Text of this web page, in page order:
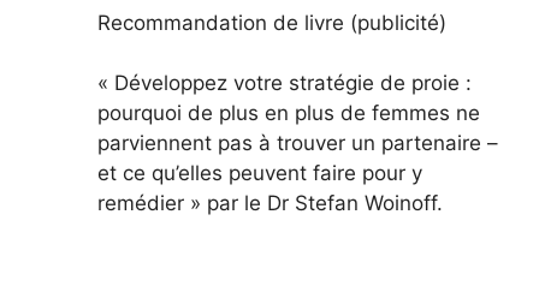
Recommandation de livre (publicité)
« Développez votre stratégie de proie :
pourquoi de plus en plus de femmes ne
parviennent pas à trouver un partenaire –
et ce qu’elles peuvent faire pour y
remédier » par le Dr Stefan Woinoff.